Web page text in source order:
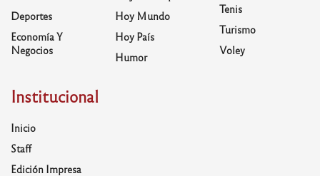
Deportes
Economía Y
Negocios
Hoy Mundo
Hoy País
Humor
Tenis
Turismo
Voley
Institucional
Inicio
Staff
Edición Impresa